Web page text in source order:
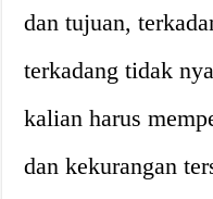
dan tujuan,
terkadang tidak
kalian harus
dan kekurangan